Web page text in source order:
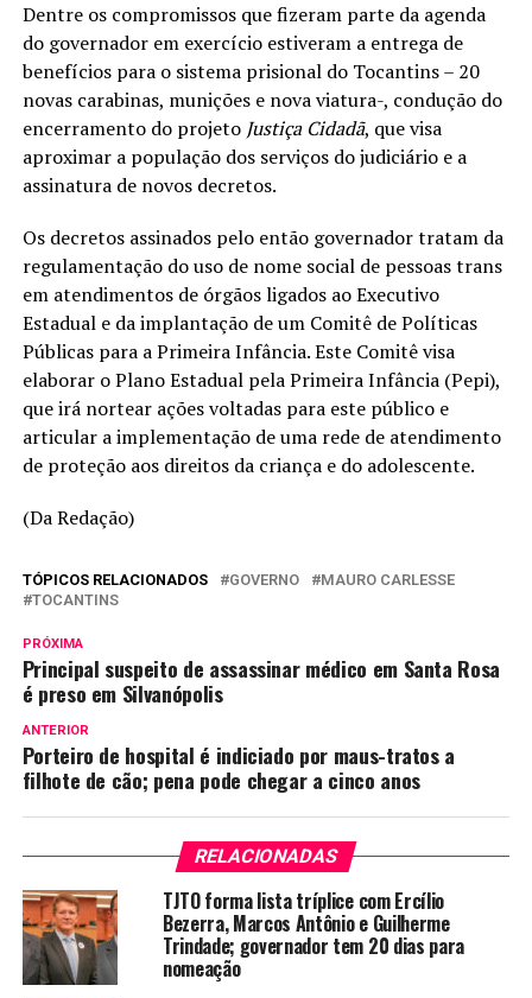
Dentre os compromissos que fizeram parte da agenda
do governador em exercício estiveram a entrega de
benefícios para o sistema prisional do Tocantins – 20
novas carabinas, munições e nova viatura-, condução do
encerramento do projeto Justiça Cidadã, que visa
aproximar a população dos serviços do judiciário e a
assinatura de novos decretos.
Os decretos assinados pelo então governador tratam da
regulamentação do uso de nome social de pessoas trans
em atendimentos de órgãos ligados ao Executivo
Estadual e da implantação de um Comitê de Políticas
Públicas para a Primeira Infância. Este Comitê visa
elaborar o Plano Estadual pela Primeira Infância (Pepi),
que irá nortear ações voltadas para este público e
articular a implementação de uma rede de atendimento
de proteção aos direitos da criança e do adolescente.
(Da Redação)
TÓPICOS RELACIONADOS GOVERNO
MAURO CARLESSE
TOCANTINS
PRÓXIMA
Principal suspeito de assassinar médico em Santa Rosa
é preso em Silvanópolis
ANTERIOR
Porteiro de hospital é indiciado por maus-tratos a
filhote de cão; pena pode chegar a cinco anos
RELACIONADAS
TJTO forma lista tríplice com Ercílio
Bezerra, Marcos Antônio e Guilherme
Trindade; governador tem 20 dias para
nomeação